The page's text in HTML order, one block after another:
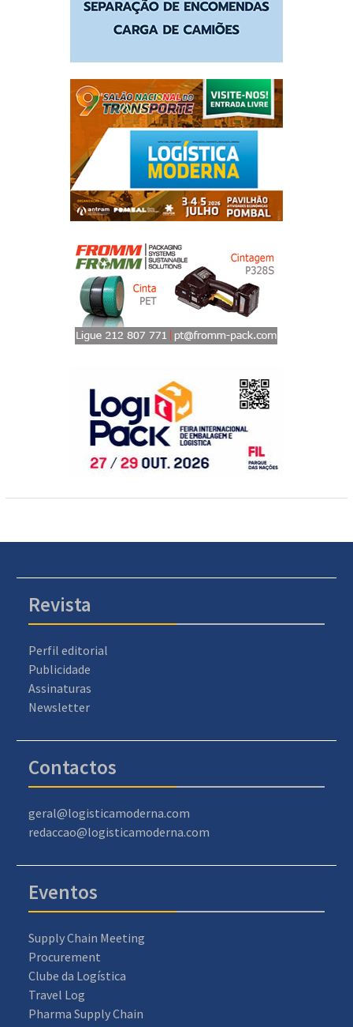
Revista
Perfil editorial
Publicidade
Assinaturas
Newsletter
Contactos
geral@logisticamoderna.com
redaccao@logisticamoderna.com
Eventos
Supply Chain Meeting
Procurement
Clube da Logística
Travel Log
Pharma Supply Chain